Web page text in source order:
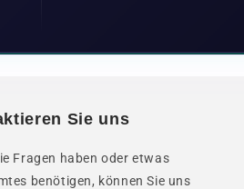
Sie uns
Fragen haben oder etwas
benötigen, können Sie uns